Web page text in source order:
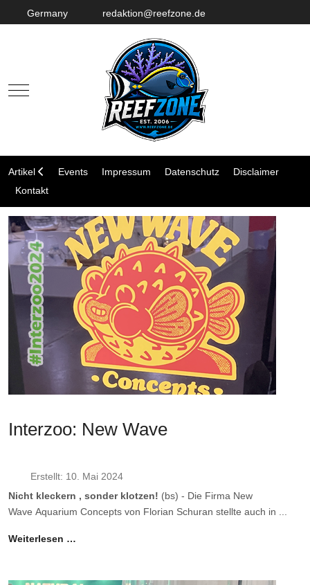
Germany redaktion@reefzone.de
Mobile Menu Toggle
Artikel Events Impressum Datenschutz
Disclaimer
Kontakt
Interzoo: New Wave
Erstellt: 10. Mai 2024
Nicht kleckern , sonder klotzen! (bs) - Die Firma New
Wave Aquarium Concepts von Florian Schuran stellte auch in ...
Weiterlesen …